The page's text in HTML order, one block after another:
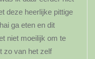
deze heerlijke pittige
ga eten en dit
niet moeilijk om te
zo van het zelf